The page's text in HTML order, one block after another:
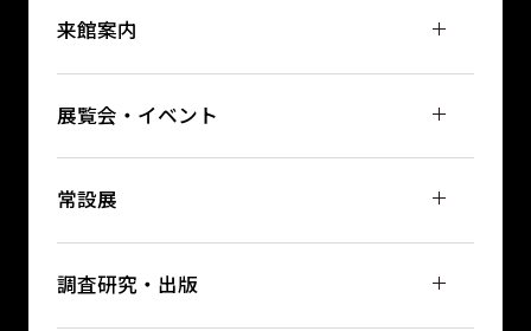
来館案内
展覧会・イベント
常設展
調査研究・出版